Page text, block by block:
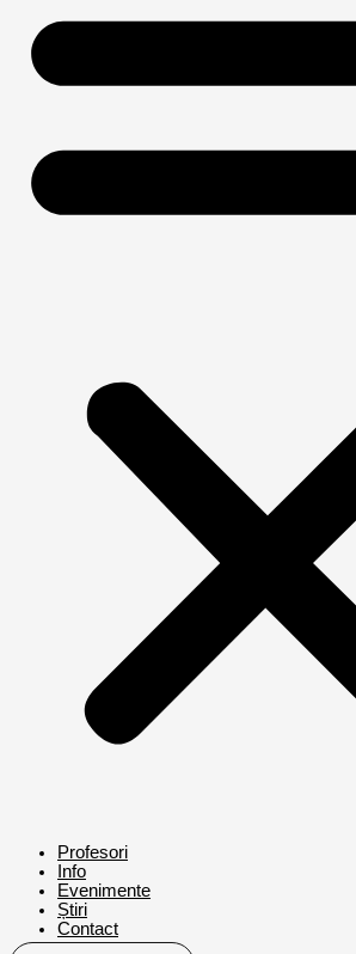
Profesori
Info
Evenimente
Știri
Contact